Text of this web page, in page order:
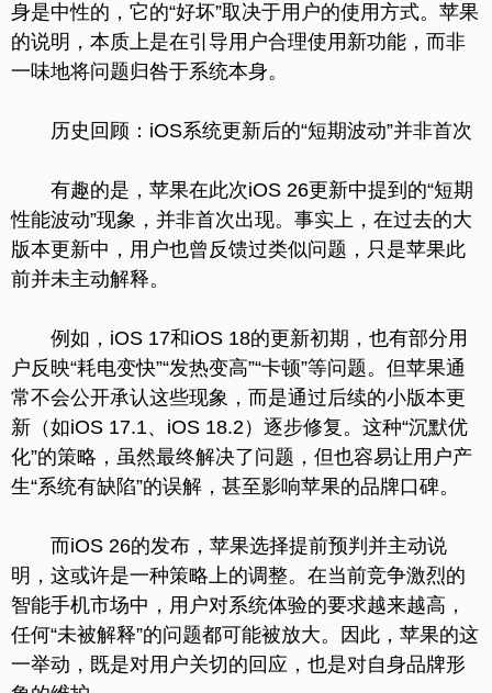
身是中性的，它的“好坏”取决于用户的使用方式。苹果
的说明，本质上是在引导用户合理使用新功能，而非
一味地将问题归咎于系统本身。
历史回顾：iOS系统更新后的“短期波动”并非首次
有趣的是，苹果在此次iOS 26更新中提到的“短期
性能波动”现象，并非首次出现。事实上，在过去的大
版本更新中，用户也曾反馈过类似问题，只是苹果此
前并未主动解释。
例如，iOS 17和iOS 18的更新初期，也有部分用
户反映“耗电变快”“发热变高”“卡顿”等问题。但苹果通
常不会公开承认这些现象，而是通过后续的小版本更
新（如iOS 17.1、iOS 18.2）逐步修复。这种“沉默优
化”的策略，虽然最终解决了问题，但也容易让用户产
生“系统有缺陷”的误解，甚至影响苹果的品牌口碑。
而iOS 26的发布，苹果选择提前预判并主动说
明，这或许是一种策略上的调整。在当前竞争激烈的
智能手机市场中，用户对系统体验的要求越来越高，
任何“未被解释”的问题都可能被放大。因此，苹果的这
一举动，既是对用户关切的回应，也是对自身品牌形